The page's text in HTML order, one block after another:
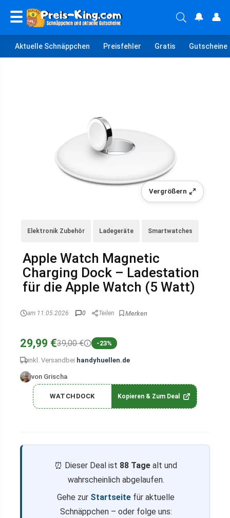
☰ 🔔 👤
Aktuelle Schnäppchen Preisfehler Gratis Gutscheine
Vergrößern
Elektronik Zubehör Ladegeräte Smartwatches
Apple Watch Magnetic
Charging Dock – Ladestation
für die Apple Watch (5 Watt)
am 11.05.2026 0 Teilen
29,99 €39,00 € -23%
inkl. Versand bei handyhuellen.de
von Grischa
WATCHDOCK Kopieren & Zum Deal
⏰ Dieser Deal ist 88 Tage alt und
wahrscheinlich abgelaufen.
Gehe zur Startseite für aktuelle
Schnäppchen – oder folge uns: